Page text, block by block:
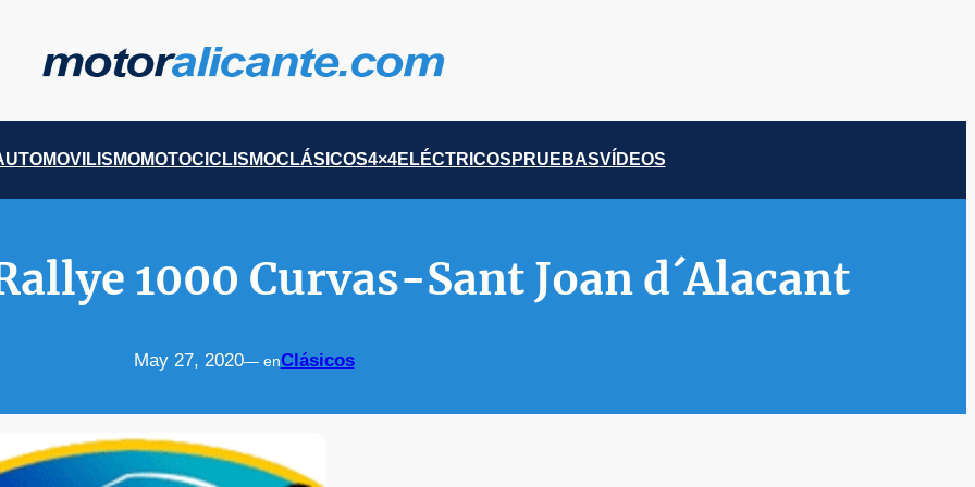
MOTOCICLISMOCLÁSICOS4×4ELÉCTRICOS PRUEBASVÍDEOS
1000 Curvas-Sant Joan d´Alacant
May 27, 2020— enClásicos